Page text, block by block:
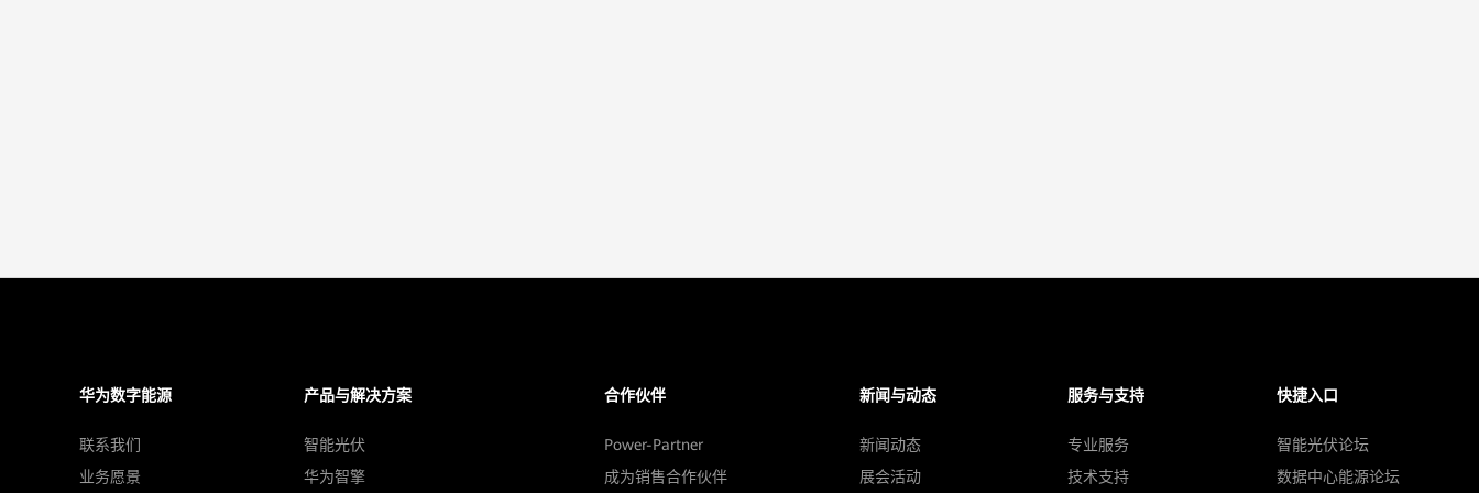
华为数字能源
联系我们
业务愿景
产品与解决方案
智能光伏
华为智擎
合作伙伴
Power-Partner
成为销售合作伙伴
新闻与动态
新闻动态
展会活动
服务与支持
专业服务
技术支持
快捷入口
智能光伏论坛
数据中心能源论坛